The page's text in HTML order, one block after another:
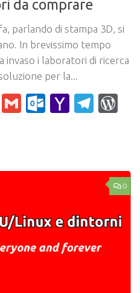
da comprare
parlando di stampa 3D, si
In brevissimo tempo
invaso i laboratori di ricerca
per la...
Diaspora
Gmail Yahoo
0